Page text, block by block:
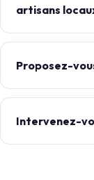
artisans
Proposez-
Intervenez-